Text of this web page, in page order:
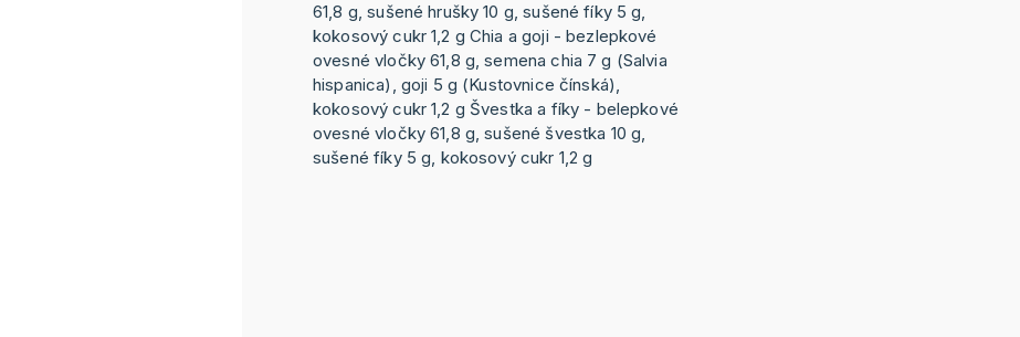
61,8 g, sušené hrušky 10 g, sušené fíky 5 g,
kokosový cukr 1,2 g Chia a goji - bezlepkové
ovesné vločky 61,8 g, semena chia 7 g (Salvia
hispanica), goji 5 g (Kustovnice čínská),
kokosový cukr 1,2 g Švestka a fíky - belepkové
ovesné vločky 61,8 g, sušené švestka 10 g,
sušené fíky 5 g, kokosový cukr 1,2 g